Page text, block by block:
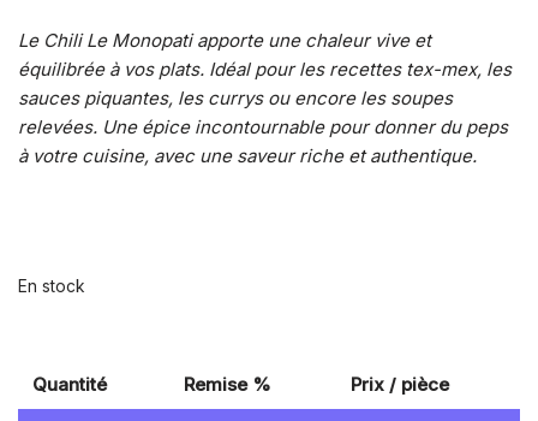
Le Chili Le Monopati apporte une chaleur vive et
équilibrée à vos plats. Idéal pour les recettes tex-mex, les
sauces piquantes, les currys ou encore les soupes
relevées. Une épice incontournable pour donner du peps
à votre cuisine, avec une saveur riche et authentique.
En stock
Quantité Remise % Prix / pièce